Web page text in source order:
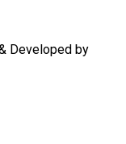
Developed by